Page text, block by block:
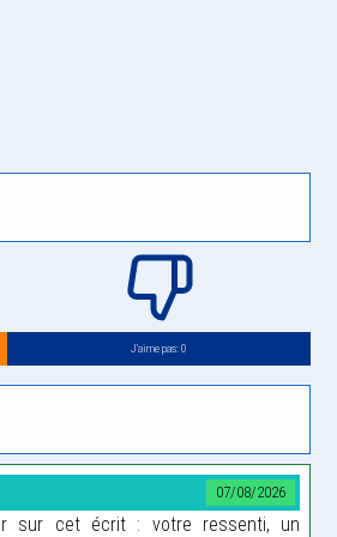
J’aime pas: 0
07/08/2026
sur cet écrit : votre ressenti, un